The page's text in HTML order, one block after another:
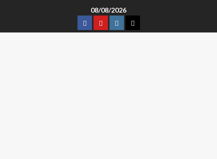
08/08/2026